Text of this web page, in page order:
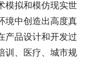
模拟和模仿现实世
境中创造出高度真
产品设计和开发过
训、医疗、城市规